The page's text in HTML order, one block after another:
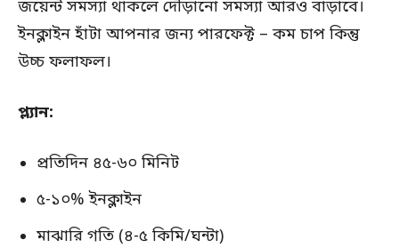
জয়েন্ট সমস্যা থাকলে দৌড়ানো সমস্যা আরও বাড়াবে।
ইনক্লাইন হাঁটা আপনার জন্য পারফেক্ট – কম চাপ কিন্তু
উচ্চ ফলাফল।
প্ল্যান:
প্রতিদিন ৪৫-৬০ মিনিট
৫-১০% ইনক্লাইন
মাঝারি গতি (৪-৫ কিমি/ঘন্টা)